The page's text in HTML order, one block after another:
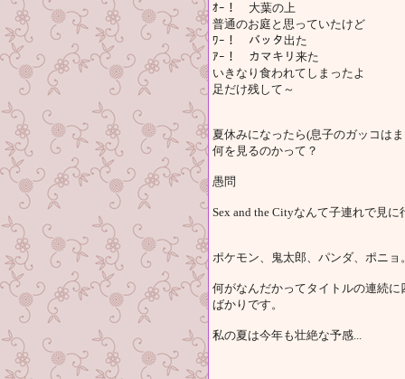
ｵｰ！ 大葉の上
普通のお庭と思っていたけど
ﾜｰ！ バッタ出た
ｱｰ！ カマキリ来た
いきなり食われてしまったよ
足だけ残して～
夏休みになったら(息子のガッコは
何を見るのかって？
愚問
Sex and the Cityなんて子連れで見
ポケモン、鬼太郎、パンダ、ポニョ
何がなんだかってタイトルの連続
ばかりです。
私の夏は今年も壮絶な予感...